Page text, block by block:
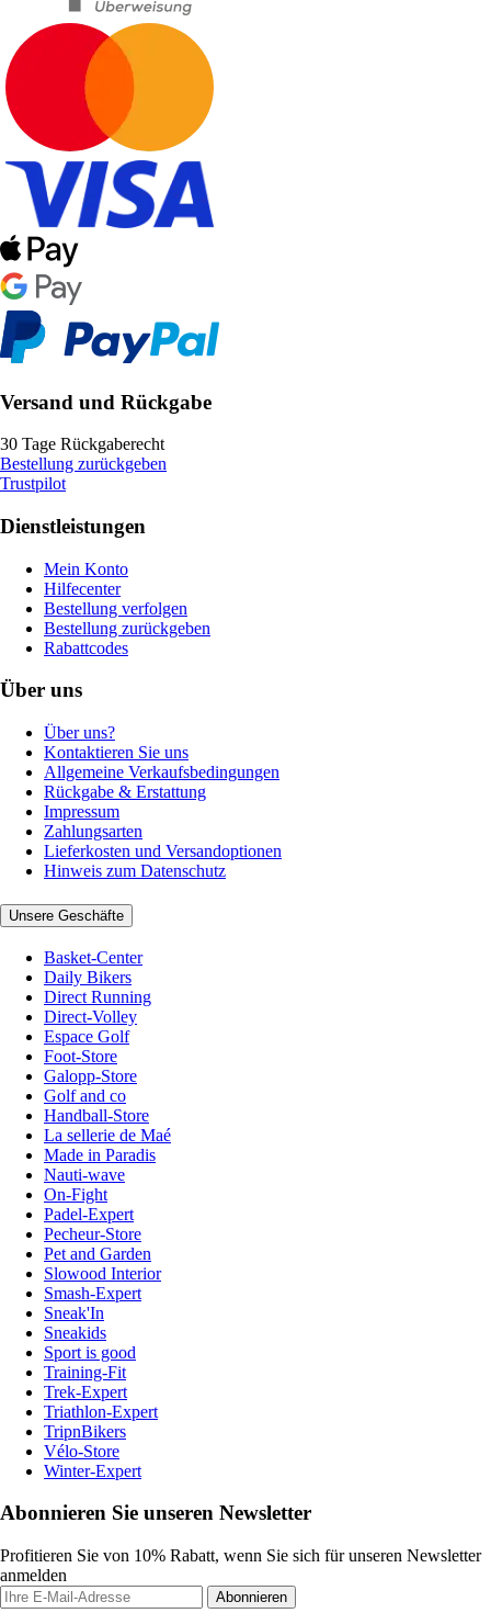
Versand und Rückgabe
30 Tage Rückgaberecht
Bestellung zurückgeben
Trustpilot
Dienstleistungen
Mein Konto
Hilfecenter
Bestellung verfolgen
Bestellung zurückgeben
Rabattcodes
Über uns
Über uns?
Kontaktieren Sie uns
Allgemeine Verkaufsbedingungen
Rückgabe & Erstattung
Impressum
Zahlungsarten
Lieferkosten und Versandoptionen
Hinweis zum Datenschutz
Unsere Geschäfte
Basket-Center
Daily Bikers
Direct Running
Direct-Volley
Espace Golf
Foot-Store
Galopp-Store
Golf and co
Handball-Store
La sellerie de Maé
Made in Paradis
Nauti-wave
On-Fight
Padel-Expert
Pecheur-Store
Pet and Garden
Slowood Interior
Smash-Expert
Sneak'In
Sneakids
Sport is good
Training-Fit
Trek-Expert
Triathlon-Expert
TripnBikers
Vélo-Store
Winter-Expert
Abonnieren Sie unseren Newsletter
Profitieren Sie von 10% Rabatt, wenn Sie sich für unseren Newsletter
anmelden
Abonnieren